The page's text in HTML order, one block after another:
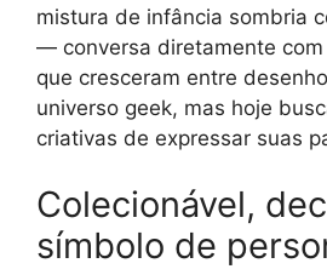
mistura de infância sombria
— conversa diretamente
que cresceram entre
universo geek, mas hoje
criativas de expressar suas
Colecionável,
símbolo de